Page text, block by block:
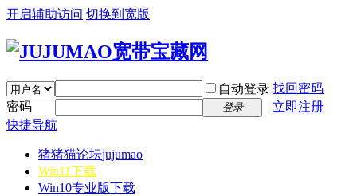
开启辅助访问 切换到宽版
自动登录 找回密码
密码
登录
立即注册
快捷导航
猪猪猫论坛jujumao
Win11下载
Win10专业版下载